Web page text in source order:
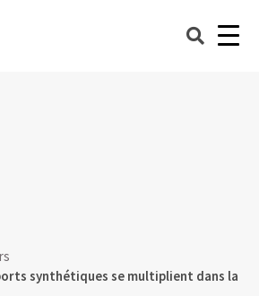
synthétiques se multiplient dans la